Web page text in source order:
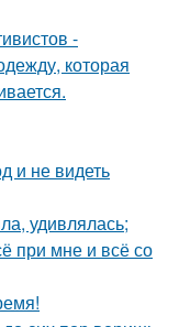
-
которая
и не видеть
удивлялась;
при мне и всё со